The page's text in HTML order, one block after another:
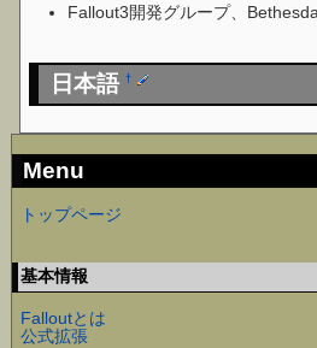
Fallout3開発グループ、
日本語†
Menu
トップページ
基本情報
Falloutとは
公式拡張